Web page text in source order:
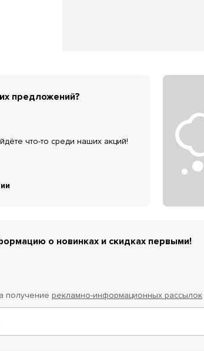
предложений?
что-то среди наших акций!
о новинках и скидках первыми!
получение рекламно-информационных рассылок